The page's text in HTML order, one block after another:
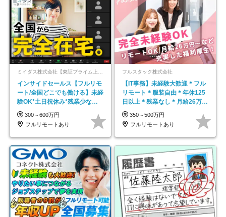
インサイドセールス【フルリモ
ート/全国どこでも働ける】未経
験OK*土日祝休み*残業少なめ*
在宅勤務手当あり
300～600万円
フルリモートあり
フルスタック株式会社
【IT事務】未経験大歓迎＊フル
リモート＊服装自由＊年休125
日以上＊残業なし＊月給26万円
以上
350～500万円
フルリモートあり